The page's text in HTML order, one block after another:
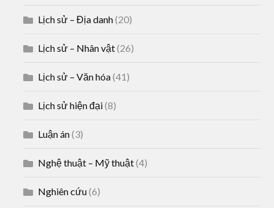
Lịch sử – Địa danh(20)
Lịch sử – Nhân vật(26)
Lịch sử – Văn hóa(41)
Lịch sử hiện đại(8)
Luận án(3)
Nghệ thuật – Mỹ thuật(4)
Nghiên cứu(6)